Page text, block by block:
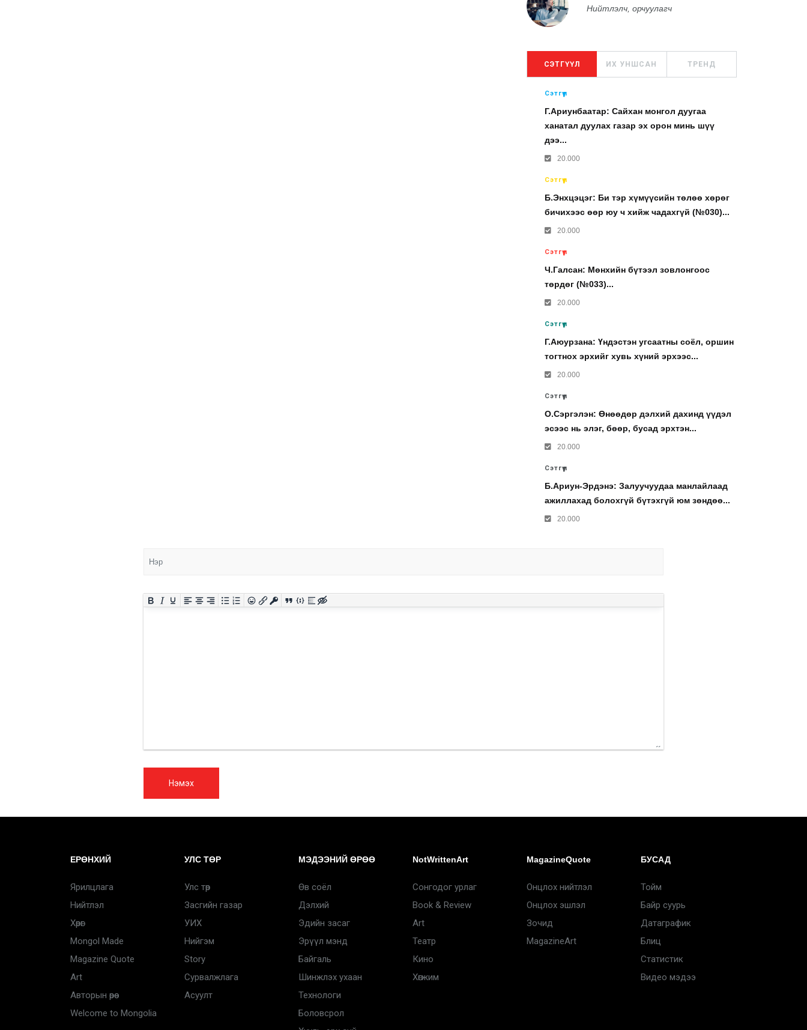
Нийтлэлч, орчуулагч
СЭТГҮҮЛ ИХ УНШСАН ТРЕНД
Сэтгүүл
Г.Ариунбаатар: Сайхан монгол дуугаа
ханатал дуулах газар эх орон минь шүү
дээ...
20.000
Сэтгүүл
Б.Энхцэцэг: Би тэр хүмүүсийн төлөө хөрөг
бичихээс өөр юу ч хийж чадахгүй (№030)...
20.000
Сэтгүүл
Ч.Галсан: Мөнхийн бүтээл зовлонгоос
төрдөг (№033)...
20.000
Сэтгүүл
Г.Аюурзана: Үндэстэн угсаатны соёл, оршин
тогтнох эрхийг хувь хүний эрхээс...
20.000
Сэтгүүл
О.Сэргэлэн: Өнөөдөр дэлхий дахинд үүдэл
эсээс нь элэг, бөөр, бусад эрхтэн...
20.000
Сэтгүүл
Б.Ариун-Эрдэнэ: Залуучуудаа манлайлаад
ажиллахад болохгүй бүтэхгүй юм зөндөө...
20.000
Нэмэх
ЕРӨНХИЙ
Ярилцлага
Нийтлэл
Хөрөг
Mongol Made
Magazine Quote
Art
Авторын өрөө
Welcome to Mongolia
УЛС ТӨР
Улс төр
Засгийн газар
УИХ
Нийгэм
Story
Сурвалжлага
Асуулт
МЭДЭЭНИЙ ӨРӨӨ
Өв соёл
Дэлхий
Эдийн засаг
Эрүүл мэнд
Байгаль
Шинжлэх ухаан
Технологи
Боловсрол
NotWrittenArt
Сонгодог урлаг
Book & Review
Art
Театр
Кино
Хөгжим
MagazineQuote
Онцлох нийтлэл
Онцлох эшлэл
Зочид
MagazineArt
БУСАД
Тойм
Байр суурь
Датаграфик
Блиц
Статистик
Видео мэдээ